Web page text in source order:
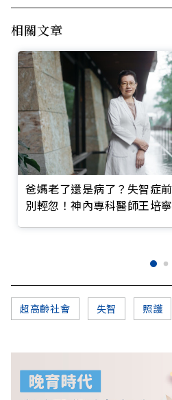
相關文章
爸媽老了還是病了？失智症
別輕忽！神內專科醫師王培
超高齡社會 失智 照護